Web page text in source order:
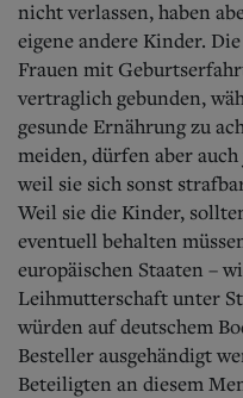
nicht verlassen, haben
eigene andere Kinder.
Frauen mit
vertraglich gebunden,
gesunde Ernährung zu
meiden, dürfen aber
weil sie sich sonst
Weil sie die Kinder,
eventuell behalten
europäischen Staaten –
Leihmutterschaft unter
würden auf deutschem
Besteller ausgehändigt
Beteiligten an diesem